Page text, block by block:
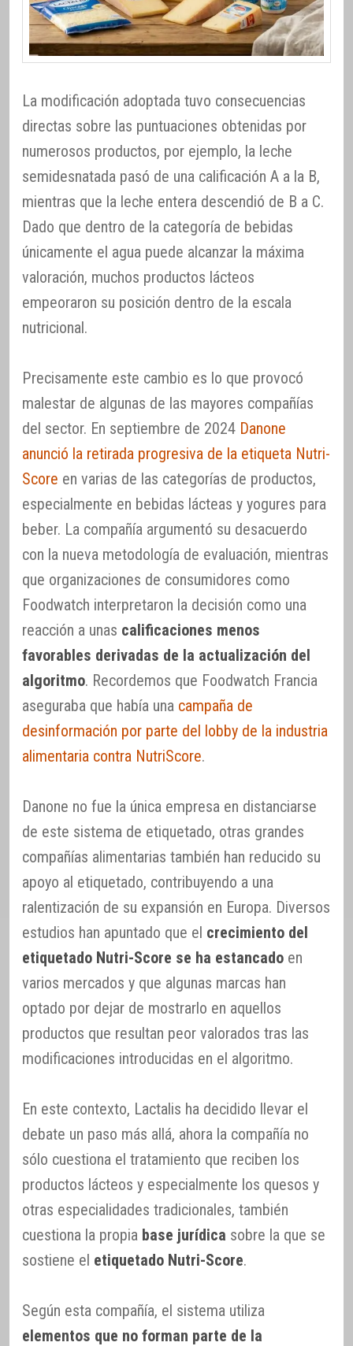
La modificación adoptada tuvo consecuencias
directas sobre las puntuaciones obtenidas por
numerosos productos, por ejemplo, la leche
semidesnatada pasó de una calificación A a la B,
mientras que la leche entera descendió de B a C.
Dado que dentro de la categoría de bebidas
únicamente el agua puede alcanzar la máxima
valoración, muchos productos lácteos
empeoraron su posición dentro de la escala
nutricional.
Precisamente este cambio es lo que provocó
malestar de algunas de las mayores compañías
del sector. En septiembre de 2024 Danone
anunció la retirada progresiva de la etiqueta Nutri-
Score en varias de las categorías de productos,
especialmente en bebidas lácteas y yogures para
beber. La compañía argumentó su desacuerdo
con la nueva metodología de evaluación, mientras
que organizaciones de consumidores como
Foodwatch interpretaron la decisión como una
reacción a unas calificaciones menos
favorables derivadas de la actualización del
algoritmo. Recordemos que Foodwatch Francia
aseguraba que había una campaña de
desinformación por parte del lobby de la industria
alimentaria contra NutriScore.
Danone no fue la única empresa en distanciarse
de este sistema de etiquetado, otras grandes
compañías alimentarias también han reducido su
apoyo al etiquetado, contribuyendo a una
ralentización de su expansión en Europa. Diversos
estudios han apuntado que el crecimiento del
etiquetado Nutri-Score se ha estancado en
varios mercados y que algunas marcas han
optado por dejar de mostrarlo en aquellos
productos que resultan peor valorados tras las
modificaciones introducidas en el algoritmo.
En este contexto, Lactalis ha decidido llevar el
debate un paso más allá, ahora la compañía no
sólo cuestiona el tratamiento que reciben los
productos lácteos y especialmente los quesos y
otras especialidades tradicionales, también
cuestiona la propia base jurídica sobre la que se
sostiene el etiquetado Nutri-Score.
Según esta compañía, el sistema utiliza
elementos que no forman parte de la